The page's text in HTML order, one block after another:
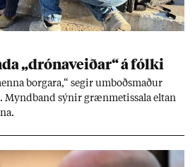
„dróna­veið­ar“ á fólki
borg­ara,“ seg­ir um­boðs­mað­ur
sýn­ir græn­met­issala elt­an